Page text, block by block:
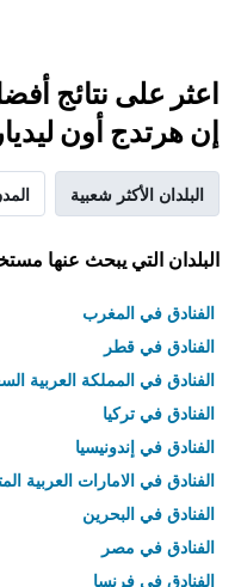
اعثر على نتائج
إن هرتدج أون
البلدان الأكثر شعبية
البلدان التي يبحث عنها
الفنادق في المغرب
الفنادق في قطر
الفنادق في المملكة العربية
الفنادق في تركيا
الفنادق في إندونيسيا
الفنادق في الامارات العربية
الفنادق في البحرين
الفنادق في مصر
الفنادق في فرنسا